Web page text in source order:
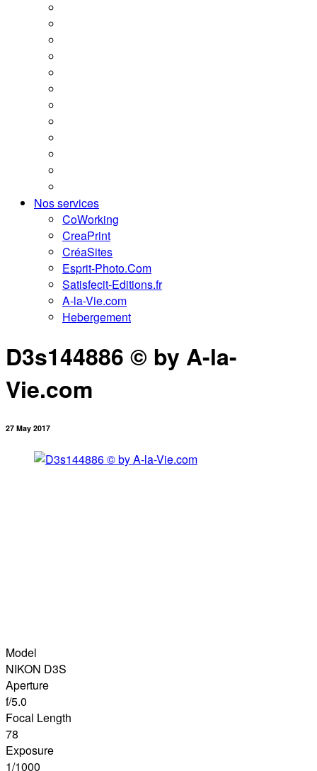
Nos services
CoWorking
CreaPrint
CréaSites
Esprit-Photo.Com
Satisfecit-Editions.fr
A-la-Vie.com
Hebergement
D3s144886 © by A-la-
Vie.com
27 May 2017
Model
NIKON D3S
Aperture
f/5.0
Focal Length
78
Exposure
1/1000